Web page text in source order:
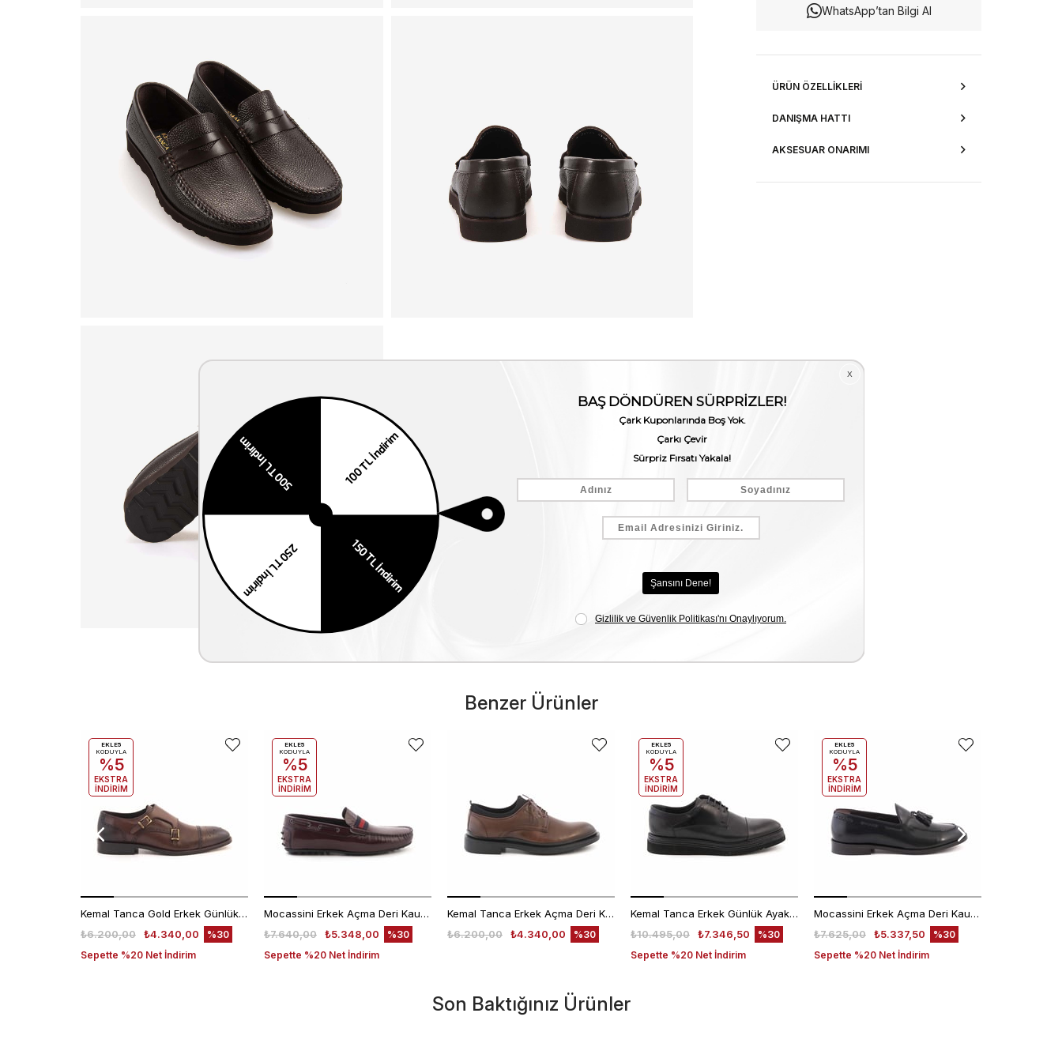
WhatsApp’tan Bilgi Al
ÜRÜN ÖZELLIKLERI
DANIŞMA HATTI
AKSESUAR ONARIMI
Benzer Ürünler
Kemal Tanca Gold Erkek Günlük Ayakkabı 6612-152
₺4.340,00
₺6.200,00
Sepette %20 Net İndirim
%30
EKLE5
KODUYLA
%5
EKSTRA
İNDİRİM
Mocassini Erkek Açma Deri Kauçuk Taban Bordo Günlük Ayakkabı
₺5.348,00
₺7.640,00
Sepette %20 Net İndirim
%30
EKLE5
KODUYLA
%5
EKSTRA
İNDİRİM
Kemal Tanca Erkek Açma Deri Kahverengi Bağcıklı Klasik Ayakkabı Kauçuk Taban 0189
₺4.340,00
₺6.200,00 %30
Kemal Tanca Erkek Günlük Ayakkabı 9430-1
₺7.346,50
₺10.495,00
Sepette %20 Net İndirim
%30
EKLE5
KODUYLA
%5
EKSTRA
İNDİRİM
Mocassini Erkek Açma Deri Kauçuk Taban Siyah Günlük Ayakkabı
₺5.337,50
₺7.625,00
Sepette %20 Net İndirim
%30
EKLE5
KODUYLA
%5
EKSTRA
İNDİRİM
Son Baktığınız Ürünler